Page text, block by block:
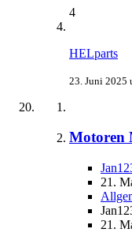
4
HELparts
23. Juni 2025
Motoren
21.
21.